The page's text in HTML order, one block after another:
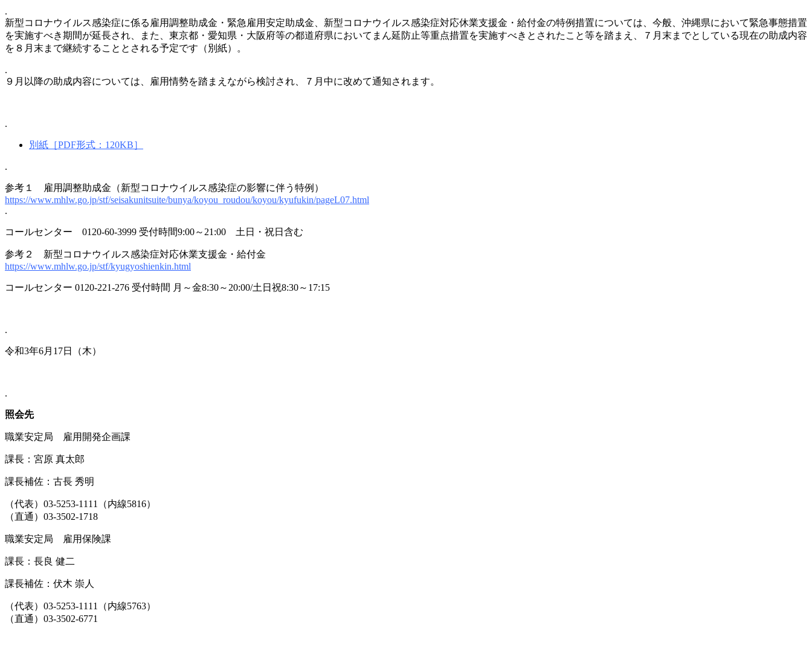
.
新型コロナウイルス感染症に係る雇用調整助成金・緊急雇用安定助成金、新型コロナウイルス感染症対応休業支援金・給付金の特例措置については、今般、沖縄県において緊急事態措置
を実施すべき期間が延長され、また、東京都・愛知県・大阪府等の都道府県においてまん延防止等重点措置を実施すべきとされたこと等を踏まえ、７月末までとしている現在の助成内容
を８月末まで継続することとされる予定です（別紙）。
.
９月以降の助成内容については、雇用情勢を踏まえながら検討され、７月中に改めて通知されます。
.
別紙［PDF形式：120KB］
.
参考１ 雇用調整助成金（新型コロナウイルス感染症の影響に伴う特例）
https://www.mhlw.go.jp/stf/seisakunitsuite/bunya/koyou_roudou/koyou/kyufukin/pageL07.html
.
コールセンター 0120-60-3999 受付時間9:00～21:00 土日・祝日含む
参考２ 新型コロナウイルス感染症対応休業支援金・給付金
https://www.mhlw.go.jp/stf/kyugyoshienkin.html
コールセンター 0120-221-276 受付時間 月～金8:30～20:00/土日祝8:30～17:15
.
令和3年6月17日（木）
.
照会先
職業安定局 雇用開発企画課
課長：宮原 真太郎
課長補佐：古長 秀明
（代表）03-5253-1111（内線5816）
（直通）03-3502-1718
職業安定局 雇用保険課
課長：長良 健二
課長補佐：伏木 崇人
（代表）03-5253-1111（内線5763）
（直通）03-3502-6771